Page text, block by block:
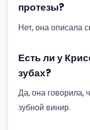
протезы?
Нет, она описала
Есть ли у
зубах?
Да, она говорила,
зубной винир.